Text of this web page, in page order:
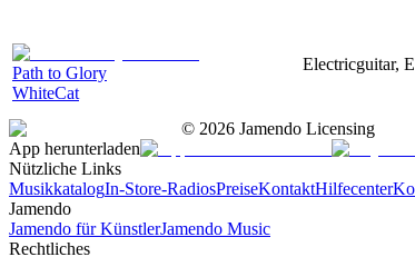
Path to Glory
WhiteCat
Electricguitar,
© 2026 Jamendo Licensing
App herunterladen
Nützliche Links
MusikkatalogIn-Store-RadiosPreiseKontaktHilfecenter
Jamendo
Jamendo für KünstlerJamendo Music
Rechtliches